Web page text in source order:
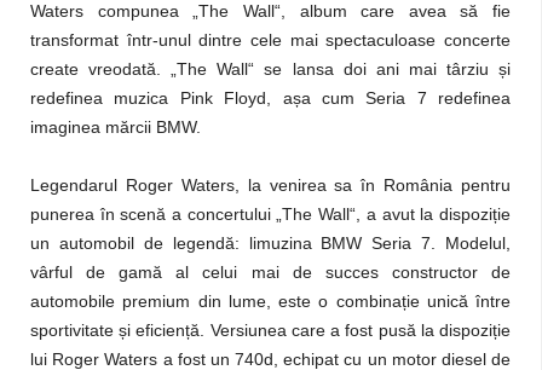
Waters compunea „The Wall“, album care avea să fie
transformat într-unul dintre cele mai spectaculoase concerte
create vreodată. „The Wall“ se lansa doi ani mai târziu și
redefinea muzica Pink Floyd, așa cum Seria 7 redefinea
imaginea mărcii BMW.
Legendarul Roger Waters, la venirea sa în România pentru
punerea în scenă a concertului „The Wall“, a avut la dispoziție
un automobil de legendă: limuzina BMW Seria 7. Modelul,
vârful de gamă al celui mai de succes constructor de
automobile premium din lume, este o combinație unică între
sportivitate și eficiență. Versiunea care a fost pusă la dispoziție
lui Roger Waters a fost un 740d, echipat cu un motor diesel de